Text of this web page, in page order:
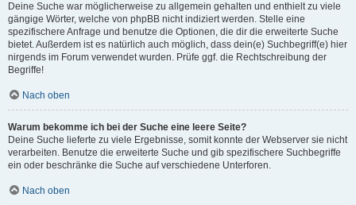
Deine Suche war möglicherweise zu allgemein gehalten und enthielt zu viele
gängige Wörter, welche von phpBB nicht indiziert werden. Stelle eine
spezifischere Anfrage und benutze die Optionen, die dir die erweiterte Suche
bietet. Außerdem ist es natürlich auch möglich, dass dein(e) Suchbegriff(e) hier
nirgends im Forum verwendet wurden. Prüfe ggf. die Rechtschreibung der
Begriffe!
Nach oben
Warum bekomme ich bei der Suche eine leere Seite?
Deine Suche lieferte zu viele Ergebnisse, somit konnte der Webserver sie nicht
verarbeiten. Benutze die erweiterte Suche und gib spezifischere Suchbegriffe
ein oder beschränke die Suche auf verschiedene Unterforen.
Nach oben